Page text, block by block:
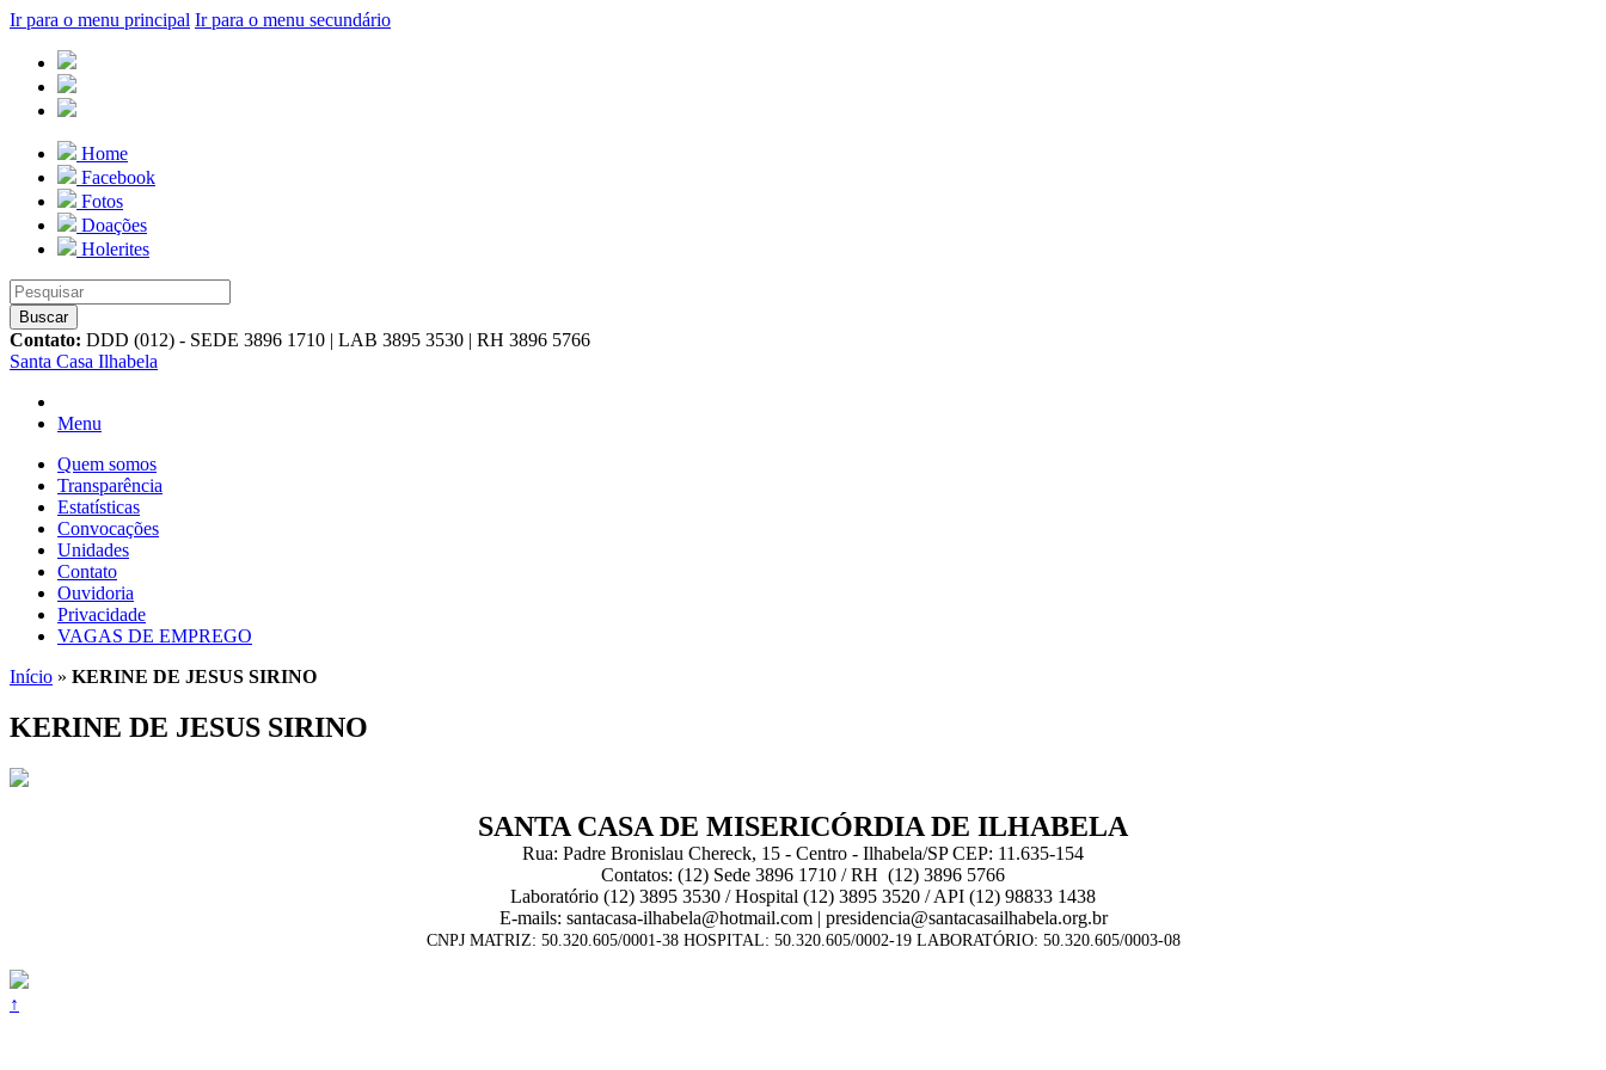
Ir para o menu principal Ir para o menu secundário
Home
Facebook
Fotos
Doações
Holerites
Contato: DDD (012) - SEDE 3896 1710 | LAB 3895 3530 | RH 3896 5766
Santa Casa Ilhabela
Menu
Quem somos
Transparência
Estatísticas
Convocações
Unidades
Contato
Ouvidoria
Privacidade
VAGAS DE EMPREGO
Início » KERINE DE JESUS SIRINO
KERINE DE JESUS SIRINO
SANTA CASA DE MISERICÓRDIA DE ILHABELA
Rua: Padre Bronislau Chereck, 15 - Centro - Ilhabela/SP CEP: 11.635-154
Contatos: (12) Sede 3896 1710 / RH (12) 3896 5766
Laboratório (12) 3895 3530 / Hospital (12) 3895 3520 / API (12) 98833 1438
E-mails: santacasa-ilhabela@hotmail.com | presidencia@santacasailhabela.org.br
CNPJ MATRIZ: 50.320.605/0001-38 HOSPITAL: 50.320.605/0002-19 LABORATÓRIO: 50.320.605/0003-08
↑